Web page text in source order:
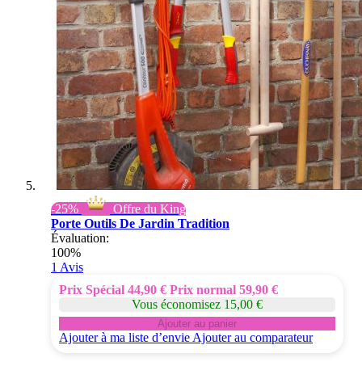
-25%
Offre du King
Porte Outils De Jardin Tradition
Évaluation:
100%
1 Avis
Prix Spécial 44,90 € Prix normal 59,90 €
Vous économisez 15,00 €
Ajouter au panier
Ajouter à ma liste d’envie Ajouter au comparateur